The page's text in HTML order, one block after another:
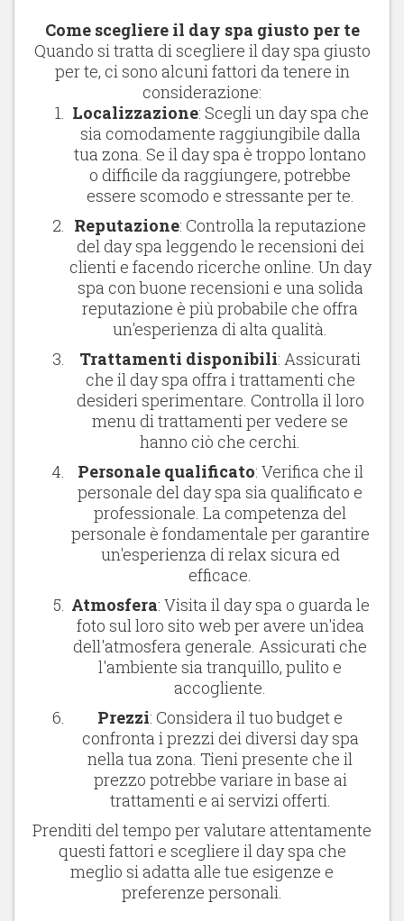
Come scegliere il day spa giusto per te
Quando si tratta di scegliere il day spa giusto
per te, ci sono alcuni fattori da tenere in
considerazione:
Localizzazione: Scegli un day spa che
sia comodamente raggiungibile dalla
tua zona. Se il day spa è troppo lontano
o difficile da raggiungere, potrebbe
essere scomodo e stressante per te.
Reputazione: Controlla la reputazione
del day spa leggendo le recensioni dei
clienti e facendo ricerche online. Un day
spa con buone recensioni e una solida
reputazione è più probabile che offra
un'esperienza di alta qualità.
Trattamenti disponibili: Assicurati
che il day spa offra i trattamenti che
desideri sperimentare. Controlla il loro
menu di trattamenti per vedere se
hanno ciò che cerchi.
Personale qualificato: Verifica che il
personale del day spa sia qualificato e
professionale. La competenza del
personale è fondamentale per garantire
un'esperienza di relax sicura ed
efficace.
Atmosfera: Visita il day spa o guarda le
foto sul loro sito web per avere un'idea
dell'atmosfera generale. Assicurati che
l'ambiente sia tranquillo, pulito e
accogliente.
Prezzi: Considera il tuo budget e
confronta i prezzi dei diversi day spa
nella tua zona. Tieni presente che il
prezzo potrebbe variare in base ai
trattamenti e ai servizi offerti.
Prenditi del tempo per valutare attentamente
questi fattori e scegliere il day spa che
meglio si adatta alle tue esigenze e
preferenze personali.